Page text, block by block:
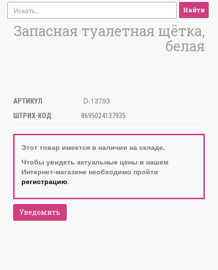
Найти
Запасная туалетная щётка,
белая
АРТИКУЛ D-13793
ШТРИХ-КОД: 8695024137935
Этот товар имеется в наличии на складе.
Чтобы увидеть актуальные цены в нашем
Интернет-магазине необходимо пройти
регистрацию.
Уведомить